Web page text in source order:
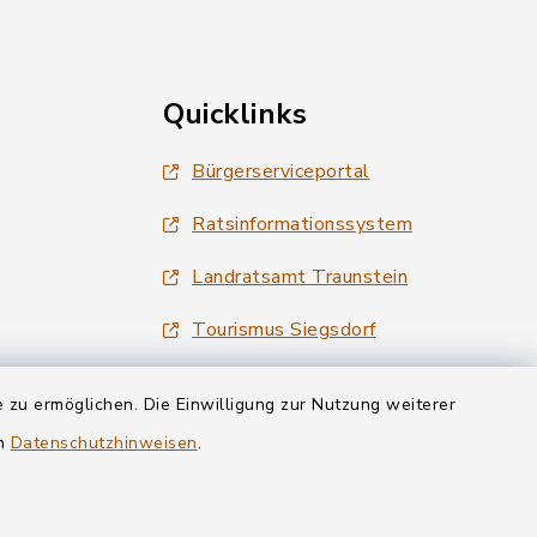
ermöglichen. Die Einwilligung zur Nutzung weiterer
Datenschutzhinweisen.
Quicklinks
Bürgerserviceportal
Ratsinformationssystem
Landratsamt Traunstein
Tourismus Siegsdorf